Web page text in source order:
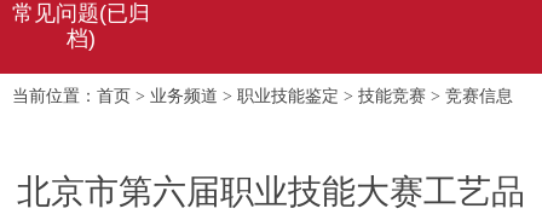
常见问题(已归
档)
当前位置： 首页 > 业务频道 > 职业技能鉴定 > 技能竞赛 > 竞赛信息
北京市第六届职业技能大赛工艺品